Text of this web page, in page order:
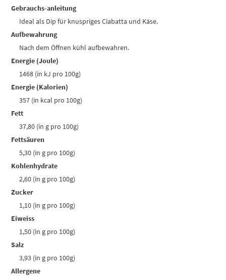
Gebrauchs-anleitung
Ideal als Dip für knuspriges Ciabatta und Käse.
Aufbewahrung
Nach dem Öffnen kühl aufbewahren.
Energie (Joule)
1468 (in kJ pro 100g)
Energie (Kalorien)
357 (in kcal pro 100g)
Fett
37,80 (in g pro 100g)
Fettsäuren
5,30 (in g pro 100g)
Kohlenhydrate
2,60 (in g pro 100g)
Zucker
1,10 (in g pro 100g)
Eiweiss
1,50 (in g pro 100g)
Salz
3,93 (in g pro 100g)
Allergene